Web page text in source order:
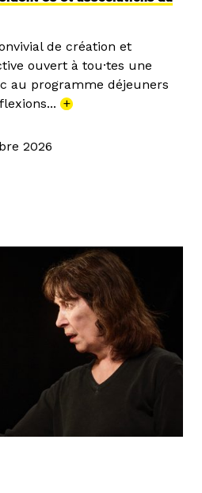
de création et
ouvert à tou·tes une
au programme déjeuners
+
2026